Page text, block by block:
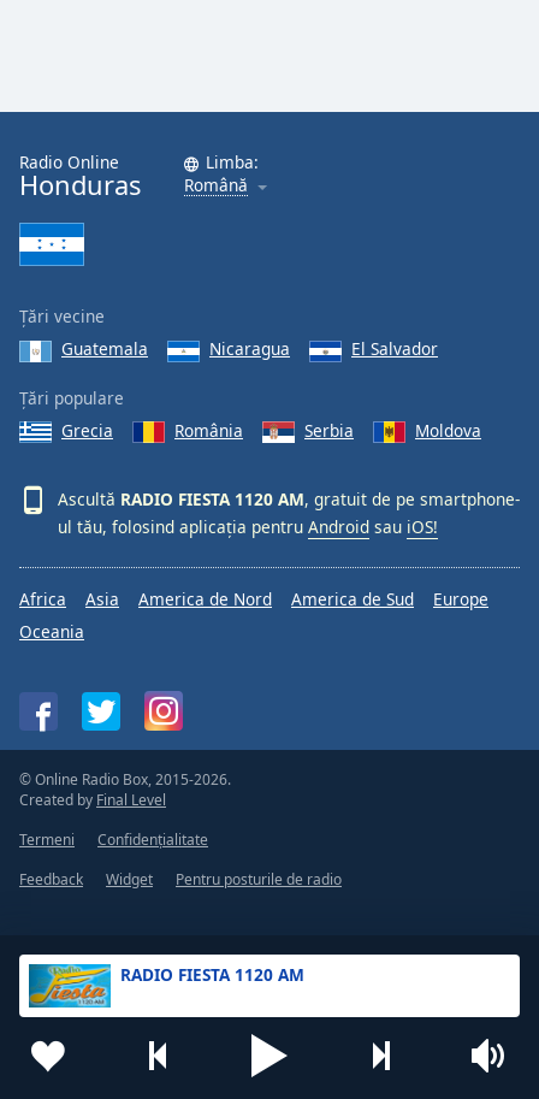
RADIO FIESTA 1120 AM
Radio Online
Honduras
Limba:
Română
Țări vecine
Guatemala
Nicaragua El Salvador
Țări populare
Grecia
România Serbia Moldova
Ascultă RADIO FIESTA 1120 AM, gratuit de pe smartphone-
ul tău, folosind aplicația pentru Android sau iOS!
Africa Asia America de Nord America de Sud
Europe
Oceania
© Online Radio Box, 2015-2026.
Created by Final Level
Termeni
Confidențialitate
Feedback
Widget Pentru posturile de radio